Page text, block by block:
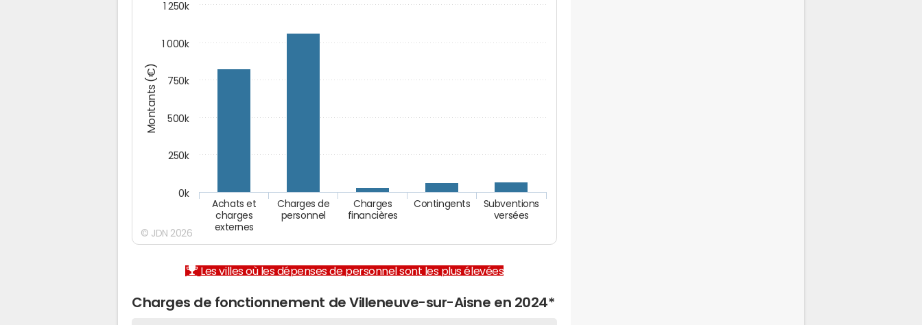
Montants (€)
Achats et
charges
externes
Charges de
personnel
Charges
financières
Contingents
Subventions
versées
0k
250k
500k
750k
1 000k
1 250k
© JDN 2026
Les villes où les dépenses de personnel sont les plus élevées
Charges de fonctionnement de Villeneuve-sur-Aisne en 2024*